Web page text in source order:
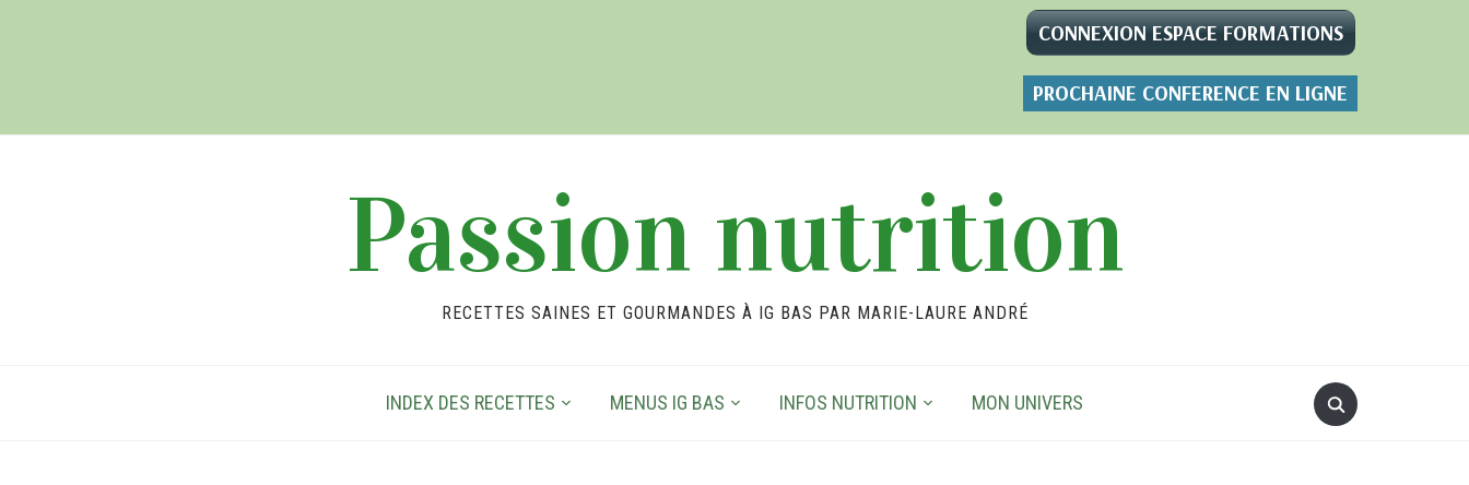
CONNEXION ESPACE FORMATIONS
PROCHAINE CONFERENCE EN LIGNE
Passion nutrition
RECETTES SAINES ET GOURMANDES À IG BAS PAR MARIE-LAURE ANDRÉ
INDEX DES RECETTES MENUS IG BAS INFOS NUTRITION MON UNIVERS